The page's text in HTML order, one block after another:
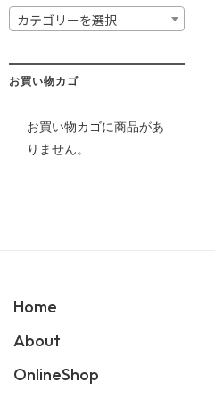
カテゴリーを選択
お買い物カゴ
お買い物カゴに商品があ
りません。
Home
About
OnlineShop